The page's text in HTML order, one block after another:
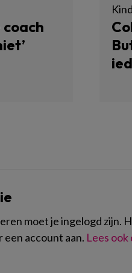
moet je ingelogd zijn.
een account aan. Lees ook